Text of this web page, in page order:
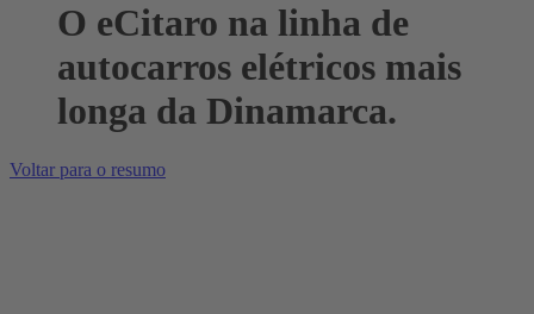
O eCitaro na linha de
autocarros elétricos mais
longa da Dinamarca.
Voltar para o resumo